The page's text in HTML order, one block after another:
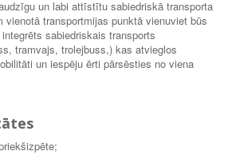
un labi attīstītu sabiedriskā transporta
vienotā transportmijas punktā vienuviet būs
sabiedriskais transports
tramvajs, trolejbuss,) kas atvieglos
un iespēju ērti pārsēsties no viena